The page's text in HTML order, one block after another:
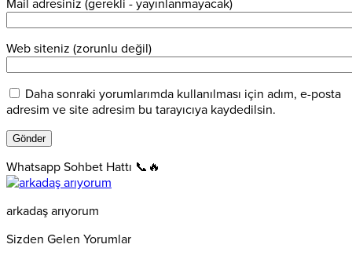
Mail adresiniz (gerekli - yayınlanmayacak)
Web siteniz (zorunlu değil)
Daha sonraki yorumlarımda kullanılması için adım, e-posta
adresim ve site adresim bu tarayıcıya kaydedilsin.
Whatsapp Sohbet Hattı 📞🔥
arkadaş arıyorum
Sizden Gelen Yorumlar